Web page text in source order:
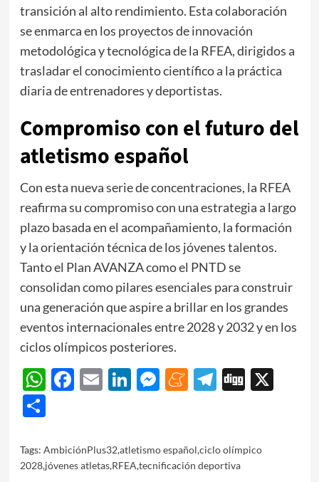
transición al alto rendimiento. Esta colaboración
se enmarca en los proyectos de innovación
metodológica y tecnológica de la RFEA, dirigidos a
trasladar el conocimiento científico a la práctica
diaria de entrenadores y deportistas.
Compromiso con el futuro del
atletismo español
Con esta nueva serie de concentraciones, la RFEA
reafirma su compromiso con una estrategia a largo
plazo basada en el acompañamiento, la formación
y la orientación técnica de los jóvenes talentos.
Tanto el Plan AVANZA como el PNTD se
consolidan como pilares esenciales para construir
una generación que aspire a brillar en los grandes
eventos internacionales entre 2028 y 2032 y en los
ciclos olímpicos posteriores.
WhatsApp
Facebook
EmailLinkedIn
Messenger
Meneame
Telegram
Digg
X
Share
Tags: AmbiciónPlus32,atletismo español,ciclo olímpico
2028,jóvenes atletas,RFEA,tecnificación deportiva